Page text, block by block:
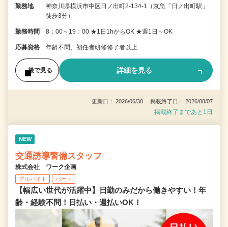
勤務地
神奈川県横浜市中区日ノ出町2-134-1（京急「日ノ出町駅」
徒歩3分）
勤務時間 8：00～19：00 ★1日1hからOK ★週1日～OK
応募資格 年齢不問、初任者研修修了者以上
後で見る 詳細を見る
更新日： 2026/06/30 掲載終了日： 2026/08/07
掲載終了まであと1日
NEW
交通誘導警備スタッフ
株式会社 ワーク企画
アルバイト パート
【幅広い世代が活躍中】日勤のみだから働きやすい！年
齢・経験不問！日払い・週払いOK！